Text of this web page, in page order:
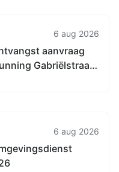
6 aug 2026
aanvraag
Gabriëlstraat
6 aug 2026